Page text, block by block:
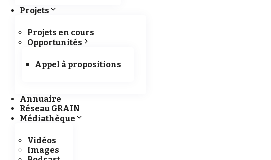
Projets
Projets en cours
Opportunités
Appel à propositions
Annuaire
Réseau GRAIN
Médiathèque
Vidéos
Images